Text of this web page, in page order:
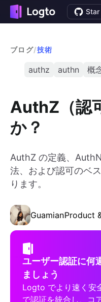
ブログ/技術
authz authn 概
AuthZ（認
か？
AuthZ の定義、
法、および認可のベ
ります。
GuamianProduct
ユーザー認証に何
ましょう
Logto でより速く安
で認証を統合し、コ